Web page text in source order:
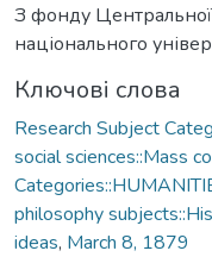
З фонду Центральної
національного
Ключові слова
Research Subject
social sciences::Mass
philosophy
ideas, March 8, 1879